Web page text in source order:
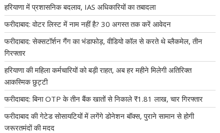
हरियाणा में प्रशासनिक बदलाव, IAS अधिकारियों का तबादला
फरीदाबाद: वोटर लिस्ट में नाम नहीं है? 30 अगस्त तक करें आवेदन
फरीदाबाद: सेक्सटॉर्शन गैंग का भंडाफोड़, वीडियो कॉल से करते थे ब्लैकमेल, तीन
गिरफ्तार
हरियाणा की महिला कर्मचारियों को बड़ी राहत, अब हर महीने मिलेगी अतिरिक्त
आकस्मिक छुट्टी
फरीदाबाद: बिना OTP के तीन बैंक खातों से निकाले ₹1.81 लाख, चार गिरफ्तार
फरीदाबाद की गेटेड सोसायटियों में लगेंगे डोनेशन बॉक्स, पुराने सामान से होगी
जरूरतमंदों की मदद